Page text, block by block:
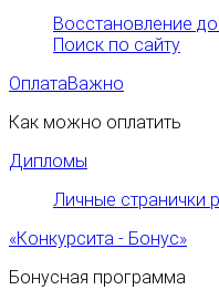
Восстановление
Поиск по сайту
ОплатаВажно
Как можно оплатить
Дипломы
Личные странички
«Конкурсита - Бонус»
Бонусная программа